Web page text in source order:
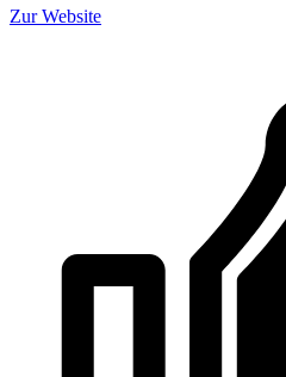
Zur Website